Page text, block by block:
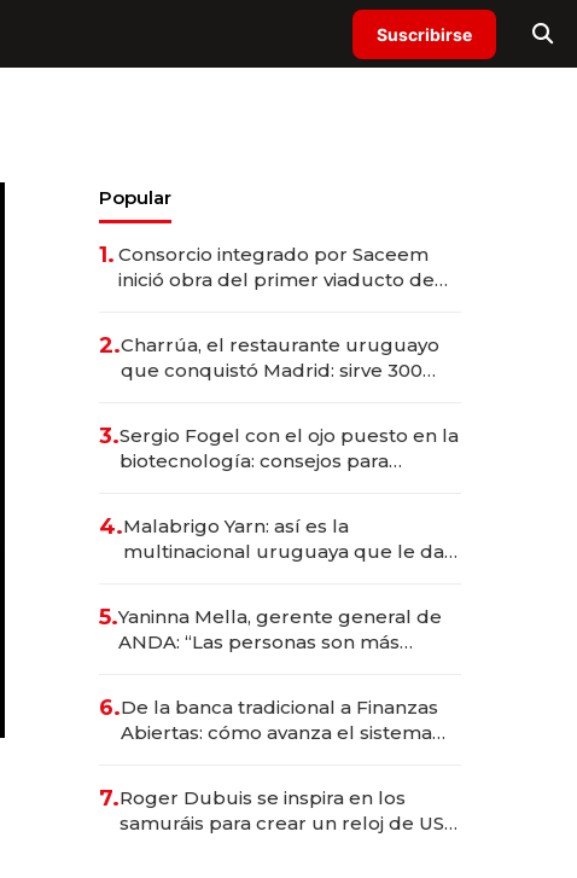
Suscribirse
Popular
1. Consorcio integrado por Saceem
inició obra del primer viaducto de
millones
2.Charrúa, el restaurante uruguayo
que conquistó Madrid: sirve 300
prepara apertura
3.Sergio Fogel con el ojo puesto en la
biotecnología: consejos para
4.Malabrigo Yarn: así es la
multinacional uruguaya que le da
5.Yaninna Mella, gerente general de
ANDA: “Las personas son más
6.De la banca tradicional a Finanzas
Abiertas: cómo avanza el sistema
7.Roger Dubuis se inspira en los
samuráis para crear un reloj de US$